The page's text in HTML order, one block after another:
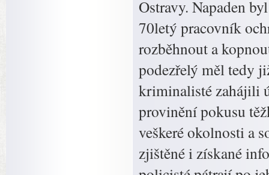
Ostravy. Napaden
70letý pracovník
rozběhnout a
podezřelý měl tedy
kriminalisté zahájili
provinění pokusu
veškeré okolnosti a
zjištěné i získané